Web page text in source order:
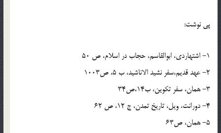
پي نوشت:
1- اشتهاردي، ابوالقاسم، حجاب در اسلام، ص 50
2- عهد قديم،سفر نشيد الاناشيد، ب 5، ص1003
3- همان، سفر تکوين، ب14،ص34
4- دورانت، ويل، تاريخ تمدن، ج 12، ص 62
5- همان، ص63